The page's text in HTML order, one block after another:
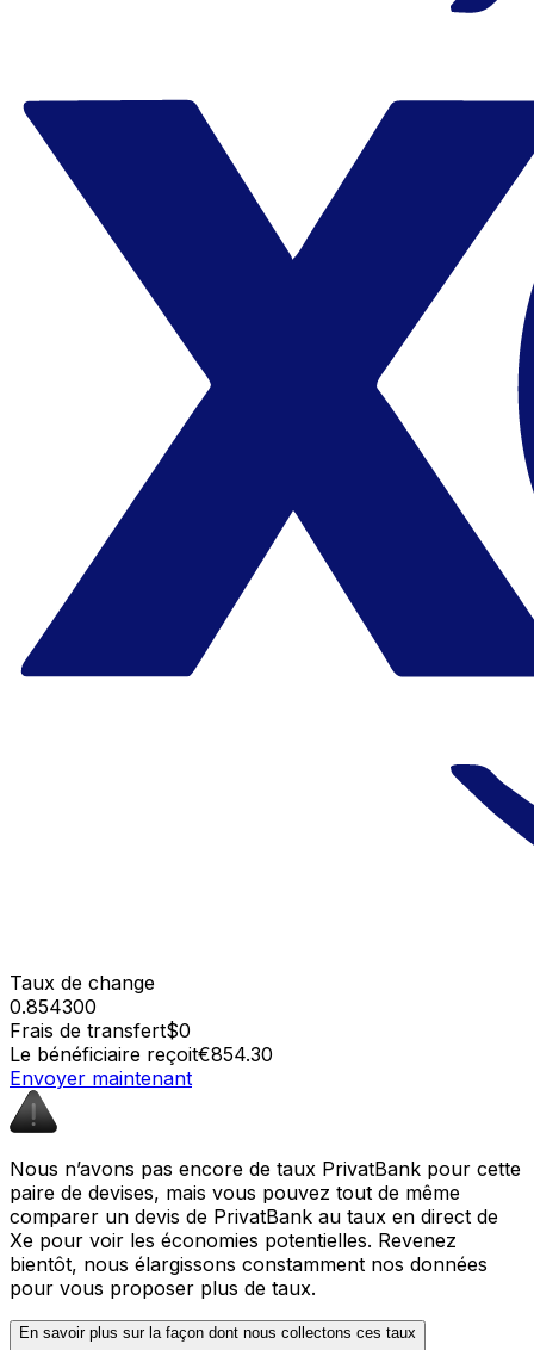
Taux de change
0.854300
Frais de transfert$0
Le bénéficiaire reçoit€854.30
Envoyer maintenant
Nous n’avons pas encore de taux PrivatBank pour cette
paire de devises, mais vous pouvez tout de même
comparer un devis de PrivatBank au taux en direct de
Xe pour voir les économies potentielles. Revenez
bientôt, nous élargissons constamment nos données
pour vous proposer plus de taux.
En savoir plus sur la façon dont nous collectons ces taux